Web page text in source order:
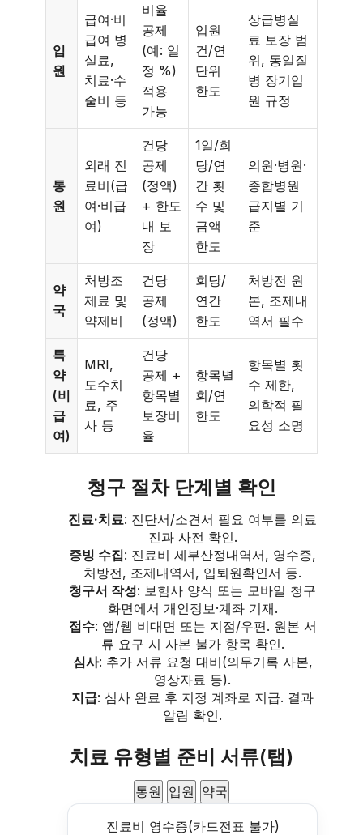
입
원
급여·비
급여 병
실료,
치료·수
술비 등
비율
공제
(예: 일
정 %)
적용
가능
입원
건/연
단위
한도
상급병실
료 보장 범
위, 동일질
병 장기입
원 규정
통
원
외래 진
료비(급
여·비급
여)
건당
공제
(정액)
+ 한도
내 보
장
1일/회
당/연
간 횟
수 및
금액
한도
의원·병원·
종합병원
급지별 기
준
약
국
처방조
제료 및
약제비
건당
공제
(정액)
회당/
연간
한도
처방전 원
본, 조제내
역서 필수
특
약
(비
급
여)
MRI,
도수치
료, 주
사 등
건당
공제 +
항목별
보장비
율
항목별
회/연
한도
항목별 횟
수 제한,
의학적 필
요성 소명
청구 절차 단계별 확인
진료·치료: 진단서/소견서 필요 여부를 의료
진과 사전 확인.
증빙 수집: 진료비 세부산정내역서, 영수증,
처방전, 조제내역서, 입퇴원확인서 등.
청구서 작성: 보험사 양식 또는 모바일 청구
화면에서 개인정보·계좌 기재.
접수: 앱/웹 비대면 또는 지점/우편. 원본 서
류 요구 시 사본 불가 항목 확인.
심사: 추가 서류 요청 대비(의무기록 사본,
영상자료 등).
지급: 심사 완료 후 지정 계좌로 지급. 결과
알림 확인.
치료 유형별 준비 서류(탭)
통원 입원 약국
진료비 영수증(카드전표 불가)